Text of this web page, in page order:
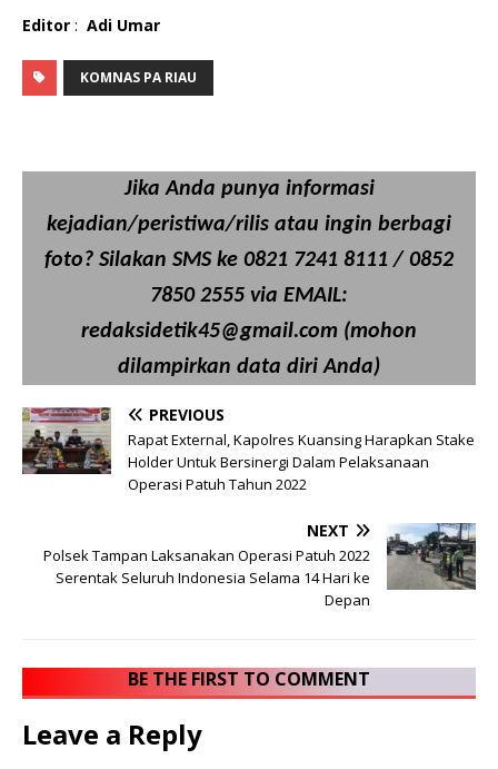
Editor : Adi Umar
KOMNAS PA RIAU
Jika Anda punya informasi
kejadian/peristiwa/rilis atau ingin berbagi
foto? Silakan SMS ke 0821 7241 8111 / 0852
7850 2555 via EMAIL:
redaksidetik45@gmail.com (mohon
dilampirkan data diri Anda)
PREVIOUS
Rapat External, Kapolres Kuansing Harapkan Stake
Holder Untuk Bersinergi Dalam Pelaksanaan
Operasi Patuh Tahun 2022
NEXT
Polsek Tampan Laksanakan Operasi Patuh 2022
Serentak Seluruh Indonesia Selama 14 Hari ke
Depan
BE THE FIRST TO COMMENT
Leave a Reply